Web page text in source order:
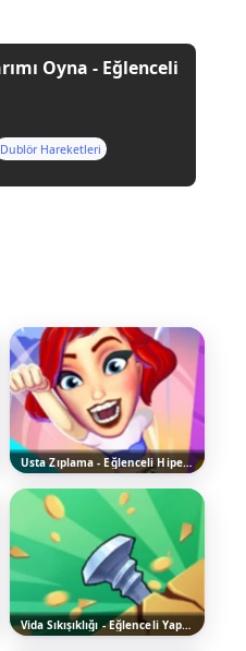
Oyna - Eğlenceli
Dublör Hareketleri
Usta Zıplama - Eğlenceli Hiper Gündelik Oyun
Vida Sıkışıklığı - Eğlenceli Yapboz Oyunu